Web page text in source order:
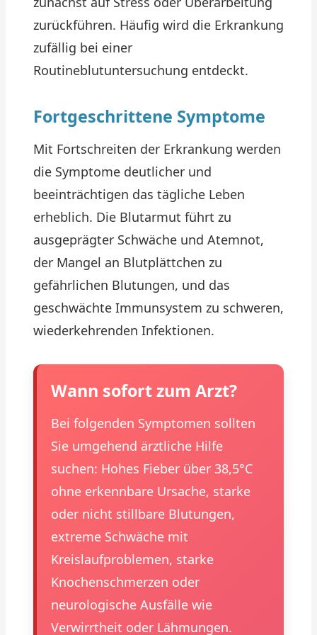
zurückführen. Häufig wird die Erkrankung
zufällig bei einer
Routineblutuntersuchung entdeckt.
Fortgeschrittene Symptome
Mit Fortschreiten der Erkrankung werden
die Symptome deutlicher und
beeinträchtigen das tägliche Leben
erheblich. Die Blutarmut führt zu
ausgeprägter Schwäche und Atemnot,
der Mangel an Blutplättchen zu
gefährlichen Blutungen, und das
geschwächte Immunsystem zu schweren,
wiederkehrenden Infektionen.
Wann sofort zum Arzt?
Bei folgenden Symptomen sollten
Sie umgehend ärztliche Hilfe
suchen: Hohes Fieber über 38,5°C
ohne erkennbare Ursache, starke
oder nicht stillbare Blutungen,
extreme Schwäche mit
Kreislaufproblemen, starke
Knochenschmerzen oder
neurologische Ausfälle wie
Verwirrtheit oder Lähmungen.